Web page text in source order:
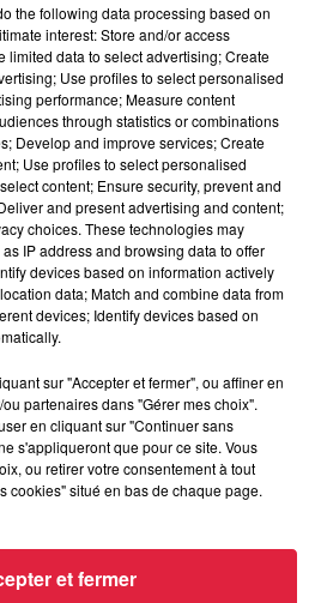
de projets annuelles environ,
bénévoles pour participer aux
"plantations participatives" sont
comme le souligne notre
donne le déroulé de cette journée
10 et 30 personnes. Il y a des
les agriculteurs chez qui on plante
vers 9h, il y a une
du lieu du pourquoi il
, ensuite on explique les
y en a qui vont creuser les trous,
d'autres qui vont mettre les
mange tous ensemble. Et on
!"
la nature ou non, des habitants
des amis des agriculteurs. Tout le
the following data processing based on
interest: Store and/or access
limited data to select advertising; Create
Use profiles to select personalised
performance; Measure content
through statistics or combinations
Develop and improve services; Create
Use profiles to select personalised
content; Ensure security, prevent and
and present advertising and content;
choices. These technologies may
IP address and browsing data to offer
devices based on information actively
data; Match and combine data from
devices; Identify devices based on
sur "Accepter et fermer", ou affiner en
partenaires dans "Gérer mes choix".
en cliquant sur "Continuer sans
s'appliqueront que pour ce site. Vous
ou retirer votre consentement à tout
cookies" situé en bas de chaque page.
et fermer